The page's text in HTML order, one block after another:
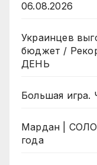
06.08.2026
Украинцев
бюджет /
ДЕНЬ
Большая игра.
Мардан |
года